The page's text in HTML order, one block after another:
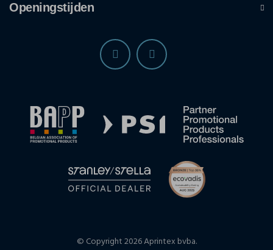
Openingstijden
© Copyright 2026 Aprintex bvba.